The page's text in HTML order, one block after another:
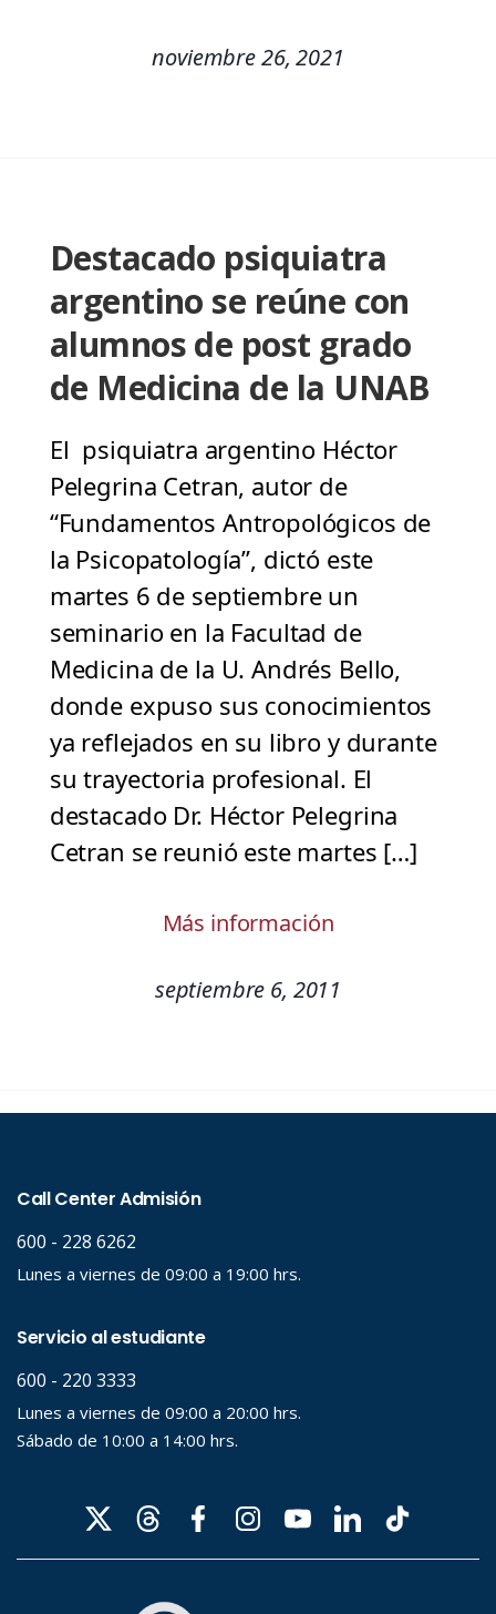
noviembre 26, 2021
Destacado psiquiatra
argentino se reúne con
alumnos de post grado
de Medicina de la UNAB
El psiquiatra argentino Héctor
Pelegrina Cetran, autor de
“Fundamentos Antropológicos de
la Psicopatología”, dictó este
martes 6 de septiembre un
seminario en la Facultad de
Medicina de la U. Andrés Bello,
donde expuso sus conocimientos
ya reflejados en su libro y durante
su trayectoria profesional. El
destacado Dr. Héctor Pelegrina
Cetran se reunió este martes […]
Más información
septiembre 6, 2011